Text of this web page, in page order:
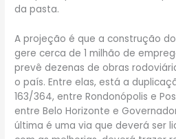
da pasta.
A projeção é que a construção
gere cerca de 1 milhão de
prevê dezenas de obras
o país. Entre elas, está a
163/364, entre Rondonópolis e
entre Belo Horizonte e
última é uma via que deverá ser